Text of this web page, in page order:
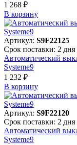
1 268 ₽
В корзинy
Артикул: S9F22125
Срок поставки: 2 дня
Автоматический
Systeme9
1 232 ₽
В корзинy
Артикул: S9F22120
Срок поставки: 2 дня
Автоматический
Systeme9